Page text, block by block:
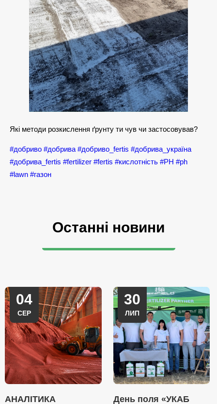
Які методи розкислення ґрунту ти чув чи застосовував?
#добриво #добрива #добриво_fertis #добрива_україна
#добрива_fertis #fertilizer #fertis #кислотність #PH #ph
#lawn #газон
Останні новини
04
СЕР
АНАЛІТИКА
30
ЛИП
День поля «УКАБ